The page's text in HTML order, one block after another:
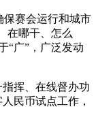
保赛会运行和城市
在哪干、怎么
“广”，广泛发动
挥、在线督办功
民币试点工作，